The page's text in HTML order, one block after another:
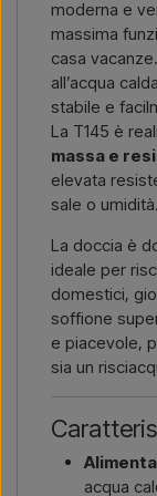
moderna e
massima
casa
all’acqua
stabile e
La T145 è
massa e
elevata
sale o umidità.
La doccia è
ideale per
domestici,
soffione
e piacevole,
sia un
acqua